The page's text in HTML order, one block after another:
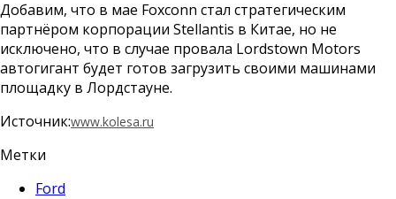
Добавим, что в мае Foxconn стал стратегическим
партнёром корпорации Stellantis в Китае, но не
исключено, что в случае провала Lordstown Motors
автогигант будет готов загрузить своими машинами
площадку в Лордстауне.
Источник:www.kolesa.ru
Метки
Ford